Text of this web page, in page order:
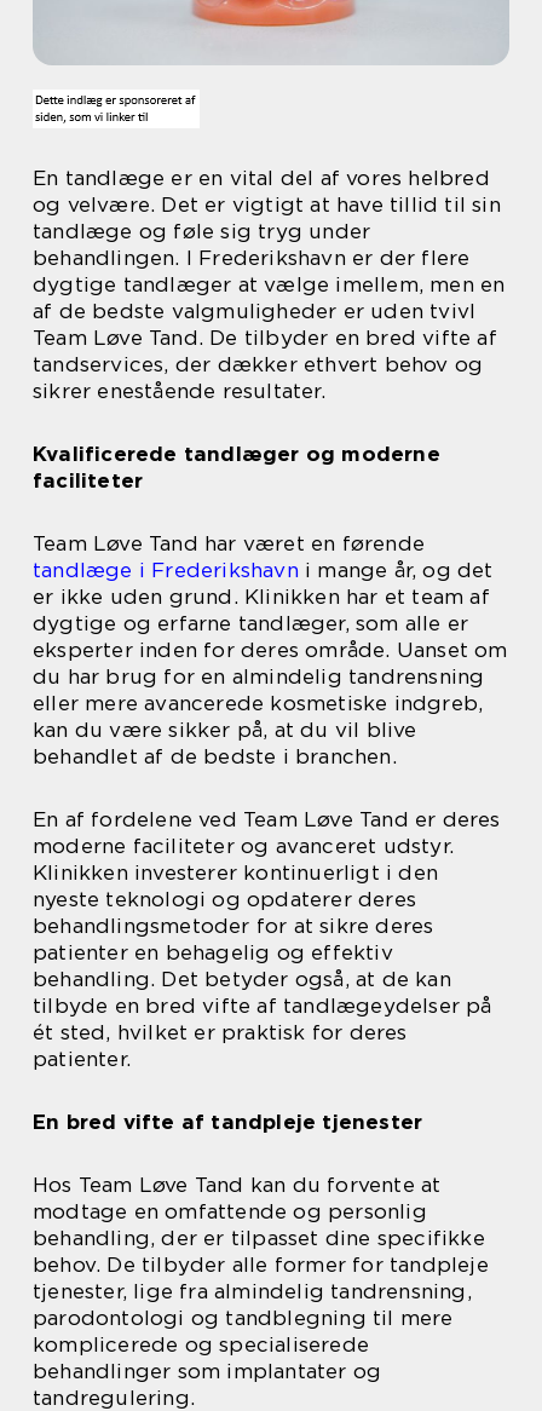
En tandlæge er en vital del af vores helbred
og velvære. Det er vigtigt at have tillid til sin
tandlæge og føle sig tryg under
behandlingen. I Frederikshavn er der flere
dygtige tandlæger at vælge imellem, men en
af de bedste valgmuligheder er uden tvivl
Team Løve Tand. De tilbyder en bred vifte af
tandservices, der dækker ethvert behov og
sikrer enestående resultater.
Kvalificerede tandlæger og moderne
faciliteter
Team Løve Tand har været en førende
tandlæge i Frederikshavn i mange år, og det
er ikke uden grund. Klinikken har et team af
dygtige og erfarne tandlæger, som alle er
eksperter inden for deres område. Uanset om
du har brug for en almindelig tandrensning
eller mere avancerede kosmetiske indgreb,
kan du være sikker på, at du vil blive
behandlet af de bedste i branchen.
En af fordelene ved Team Løve Tand er deres
moderne faciliteter og avanceret udstyr.
Klinikken investerer kontinuerligt i den
nyeste teknologi og opdaterer deres
behandlingsmetoder for at sikre deres
patienter en behagelig og effektiv
behandling. Det betyder også, at de kan
tilbyde en bred vifte af tandlægeydelser på
ét sted, hvilket er praktisk for deres
patienter.
En bred vifte af tandpleje tjenester
Hos Team Løve Tand kan du forvente at
modtage en omfattende og personlig
behandling, der er tilpasset dine specifikke
behov. De tilbyder alle former for tandpleje
tjenester, lige fra almindelig tandrensning,
parodontologi og tandblegning til mere
komplicerede og specialiserede
behandlinger som implantater og
tandregulering.